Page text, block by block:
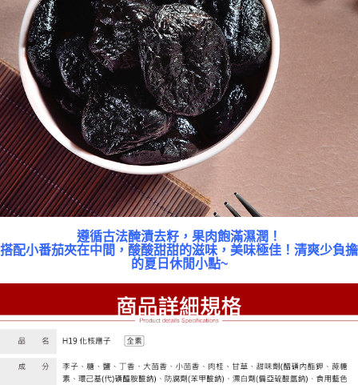
遵循古法醃漬去籽，果肉飽滿濕潤！
搭配小番茄夾在中間，酸酸甜甜的滋味，美味極佳！清爽少負擔
的夏日休閒小點~